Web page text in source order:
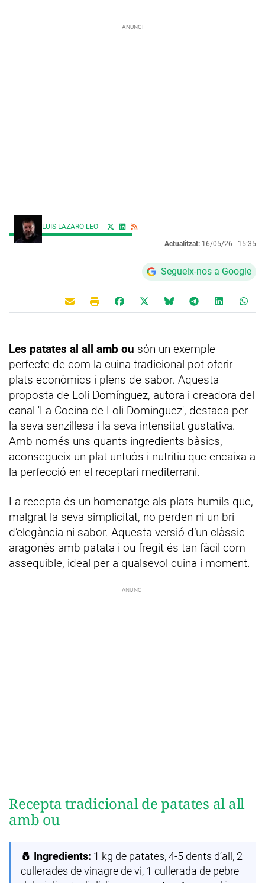
LUIS LAZARO LEO
Actualitzat: 16/05/26 | 15:35
Segueix-nos a Google
Les patates al all amb ou són un exemple
perfecte de com la cuina tradicional pot oferir
plats econòmics i plens de sabor. Aquesta
proposta de Loli Domínguez, autora i creadora del
canal 'La Cocina de Loli Dominguez', destaca per
la seva senzillesa i la seva intensitat gustativa.
Amb només uns quants ingredients bàsics,
aconsegueix un plat untuós i nutritiu que encaixa a
la perfecció en el receptari mediterrani.
La recepta és un homenatge als plats humils que,
malgrat la seva simplicitat, no perden ni un bri
d’elegància ni sabor. Aquesta versió d’un clàssic
aragonès amb patata i ou fregit és tan fàcil com
assequible, ideal per a qualsevol cuina i moment.
Recepta tradicional de patates al all
amb ou
🧂 Ingredients: 1 kg de patates, 4-5 dents d’all, 2
cullerades de vinagre de vi, 1 cullerada de pebre